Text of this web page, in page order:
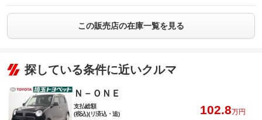
この販売店の在庫一覧を見る
探している条件に近いクルマ
Ｎ－ＯＮＥ
支払総額
(税込)(リ済込・追)
102.8万円